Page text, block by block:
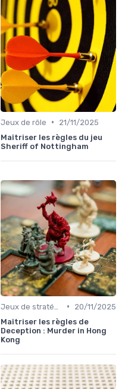
Jeux de rôle •
21/11/2025
Maîtriser les règles du jeu
Sheriff of Nottingham
•
20/11/2025
Maîtriser les règles de
Deception : Murder in Hong
Kong